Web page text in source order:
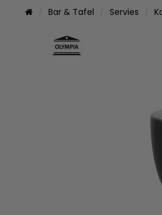
Bar & Tafel Servies